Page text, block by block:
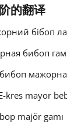
的翻译
бібоп
бибоп
kres mayor
majör gamı